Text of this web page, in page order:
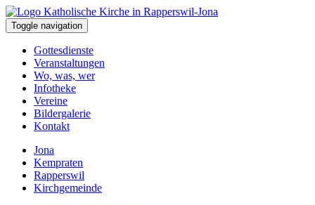
Toggle navigation
Gottesdienste
Veranstaltungen
Wo, was, wer
Infotheke
Vereine
Bildergalerie
Kontakt
Jona
Kempraten
Rapperswil
Kirchgemeinde